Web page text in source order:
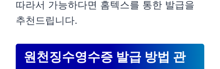
따라서 가능하다면 홈텍스를 통한 발급을
추천드립니다.
원천징수영수증 발급 방법 관